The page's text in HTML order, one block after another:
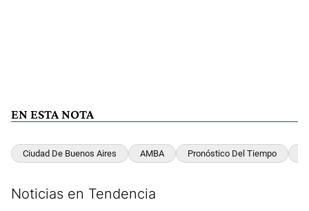
EN ESTA NOTA
Ciudad De Buenos Aires AMBA Pronóstico Del Tiempo
Noticias en Tendencia